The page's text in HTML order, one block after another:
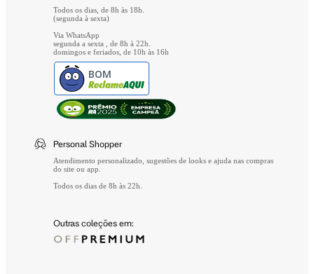
Todos os dias, de 8h às 18h.
(segunda à sexta)
Via WhatsApp
segunda a sexta , de 8h à 22h.
domingos e feriados, de 10h às 16h
BOM
Personal Shopper
Atendimento personalizado, sugestões de looks e ajuda nas compras
do site ou app.
Todos os dias de 8h às 22h.
Outras coleções em: